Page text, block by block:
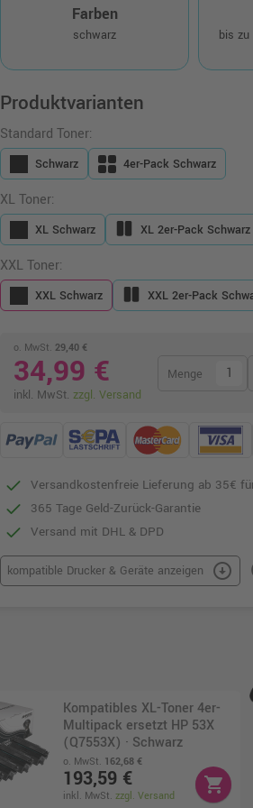
Farben
schwarz bis zu
Produktvarianten
Standard Toner:
Schwarz 4er-Pack Schwarz
XL Toner:
XL Schwarz XL 2er-Pack Schwarz
XXL Toner:
XXL Schwarz XXL 2er-Pack
o. MwSt. 29,40 €
34,99 €
inkl. MwSt. zzgl. Versand
Menge
Versandkostenfreie Lieferung ab 35€
365 Tage Geld-Zurück-Garantie
Versand mit DHL & DPD
kompatible Drucker & Geräte anzeigen arrow_circle_down
Kompatibles XL-Toner 4er-
Multipack ersetzt HP 53X
(Q7553X) · Schwarz
o. MwSt. 162,68 €
193,59 €
inkl. MwSt. zzgl. Versand
shopping_cart